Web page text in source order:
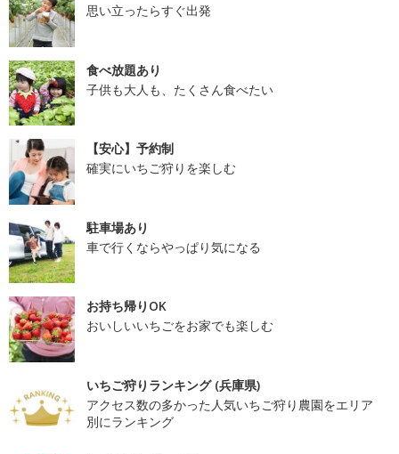
思い立ったらすぐ出発
食べ放題あり
子供も大人も、たくさん食べたい
【安心】予約制
確実にいちご狩りを楽しむ
駐車場あり
車で行くならやっぱり気になる
お持ち帰りOK
おいしいいちごをお家でも楽しむ
いちご狩りランキング (兵庫県)
アクセス数の多かった人気いちご狩り農園をエリア
別にランキング